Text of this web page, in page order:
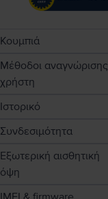
Κουμπιά
Μέθοδοι αναγνώρισης
χρήστη
Ιστορικό
Συνδεσιμότητα
Εξωτερική αισθητική
όψη